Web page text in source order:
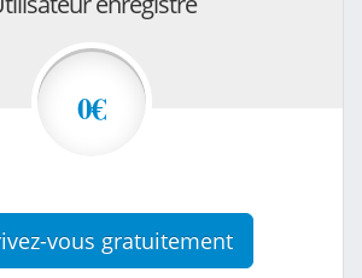
0€
vous gratuitement